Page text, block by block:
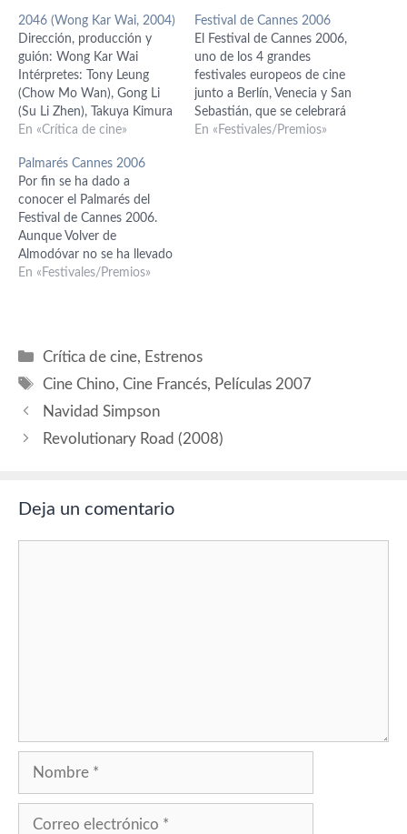
2046 (Wong Kar Wai, 2004)
Dirección, producción y
guión: Wong Kar Wai
Intérpretes: Tony Leung
(Chow Mo Wan), Gong Li
(Su Li Zhen), Takuya Kimura
(Tak), Faye Wong (Wang
Ling), Carina Lau
(Lulu/Mimi)
En «Crítica de cine»
Festival de Cannes 2006
El Festival de Cannes 2006,
uno de los 4 grandes
festivales europeos de cine
junto a Berlín, Venecia y San
Sebastián, que se celebrará
del 17 al 28 de Mayo, con
En «Festivales/Premios»
Palmarés Cannes 2006
Por fin se ha dado a
conocer el Palmarés del
Festival de Cannes 2006.
Aunque Volver de
Almodóvar no se ha llevado
la Palma de Oro, ha salido
chicas en conjunto.…
En «Festivales/Premios»
Categorías
Crítica de cine, Estrenos
Etiquetas
Cine Chino,Cine Francés, Películas 2007
Navidad Simpson
Revolutionary Road (2008)
Deja un comentario